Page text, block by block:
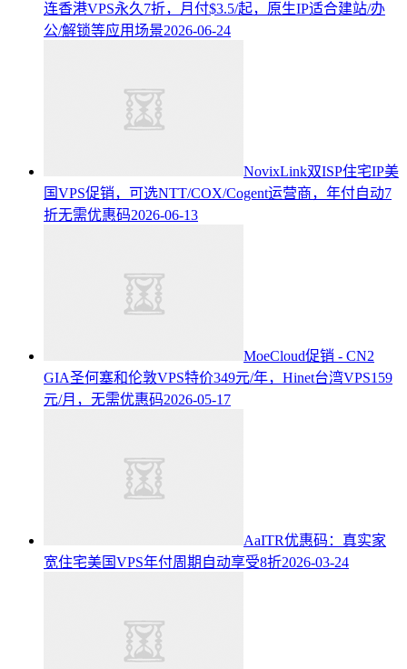
连香港VPS永久7折，月付$3.5/起，原生IP适合建站/办
公/解锁等应用场景2026-06-24
NovixLink双ISP住宅IP美
国VPS促销，可选NTT/COX/Cogent运营商，年付自动7
折无需优惠码2026-06-13
MoeCloud促销 - CN2
GIA圣何塞和伦敦VPS特价349元/年，Hinet台湾VPS159
元/月，无需优惠码2026-05-17
AaITR优惠码：真实家
宽住宅美国VPS年付周期自动享受8折2026-03-24